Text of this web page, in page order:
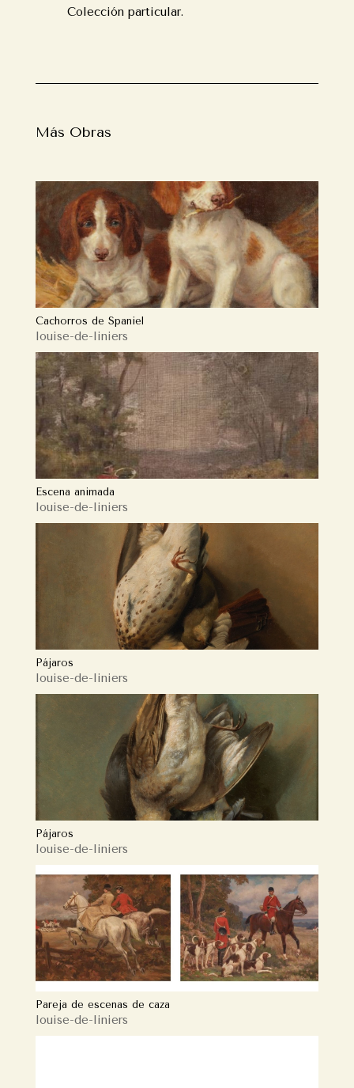
Colección particular.
Más Obras
Cachorros de Spaniel
louise-de-liniers
Escena animada
louise-de-liniers
Pájaros
louise-de-liniers
Pájaros
louise-de-liniers
Pareja de escenas de caza
louise-de-liniers